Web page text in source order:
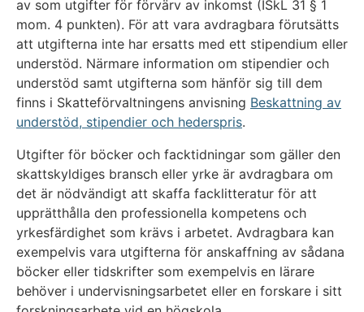
av som utgifter för förvärv av inkomst (ISkL 31 § 1
mom. 4 punkten). För att vara avdragbara förutsätts
att utgifterna inte har ersatts med ett stipendium eller
understöd. Närmare information om stipendier och
understöd samt utgifterna som hänför sig till dem
finns i Skatteförvaltningens anvisning Beskattning av
understöd, stipendier och hederspris.
Utgifter för böcker och facktidningar som gäller den
skattskyldiges bransch eller yrke är avdragbara om
det är nödvändigt att skaffa facklitteratur för att
upprätthålla den professionella kompetens och
yrkesfärdighet som krävs i arbetet. Avdragbara kan
exempelvis vara utgifterna för anskaffning av sådana
böcker eller tidskrifter som exempelvis en lärare
behöver i undervisningsarbetet eller en forskare i sitt